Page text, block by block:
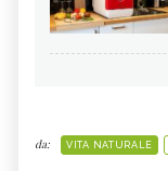
da: VITA NATURALE